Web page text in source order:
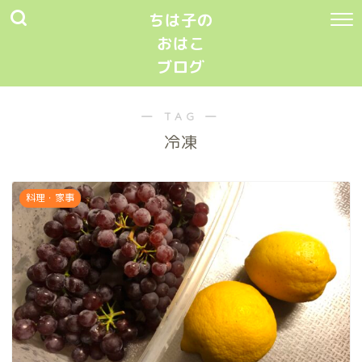
ちは子の
おはこ
ブログ
― TAG ―
冷凍
料理・家事